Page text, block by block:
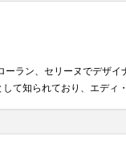
ラン、セリーヌでデザ
て知られており、エディ